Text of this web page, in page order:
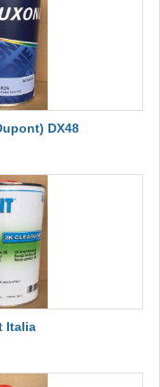
DX48
Italia